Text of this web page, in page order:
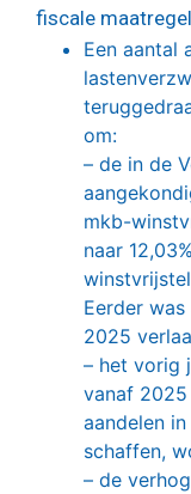
fiscale
Een aantal
om:
– de in de
mkb-
naar
Eerder
2025
– het vorig
vanaf
aandelen
schaffen,
– de